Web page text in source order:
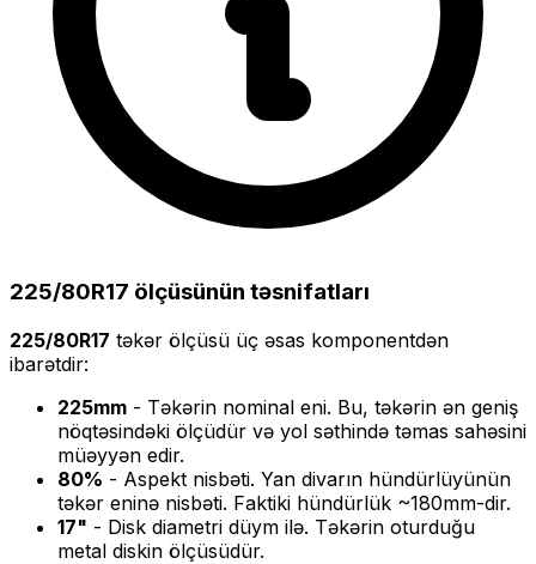
225/80R17 ölçüsünün təsnifatları
225/80R17 təkər ölçüsü üç əsas komponentdən
ibarətdir:
225mm - Təkərin nominal eni. Bu, təkərin ən geniş
nöqtəsindəki ölçüdür və yol səthində təmas sahəsini
müəyyən edir.
80% - Aspekt nisbəti. Yan divarın hündürlüyünün
təkər eninə nisbəti. Faktiki hündürlük ~180mm-dir.
17" - Disk diametri düym ilə. Təkərin oturduğu
metal diskin ölçüsüdür.